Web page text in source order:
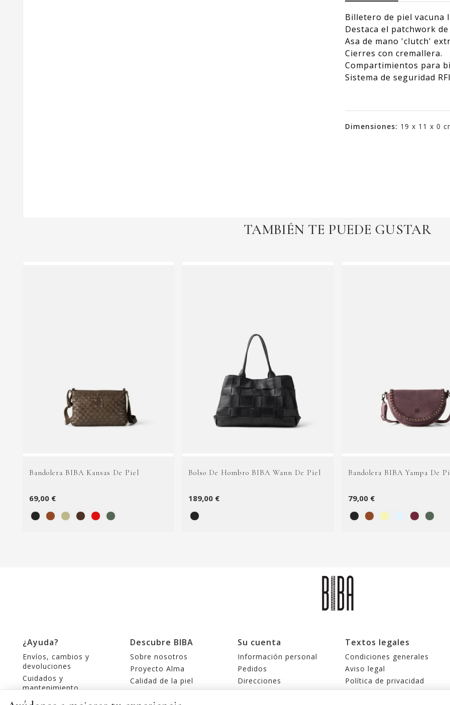
Billetero de piel vacuna
Destaca el patchwork
Asa de mano 'clutch'
Cierres con cremallera.
Compartimientos para
Sistema de seguridad
Dimensiones: 19 x 11 x 0
TAMBIÉN TE PUEDE GUSTAR
Bandolera BIBA Kansas De Piel
69,00 €
Bolso De Hombro BIBA Wann De Piel
189,00 €
Bandolera BIBA Yampa De
79,00 €
¿Ayuda?
Envíos, cambios y
devoluciones
Cuidados y
mantenimiento
Contacte con nosotros
Descubre BIBA
Sobre nosotros
Proyecto Alma
Calidad de la piel
Tiendas
Su cuenta
Información personal
Pedidos
Direcciones
Cupones de descuento
Textos legales
Condiciones generales
Aviso legal
Política de privacidad
Política de cookies